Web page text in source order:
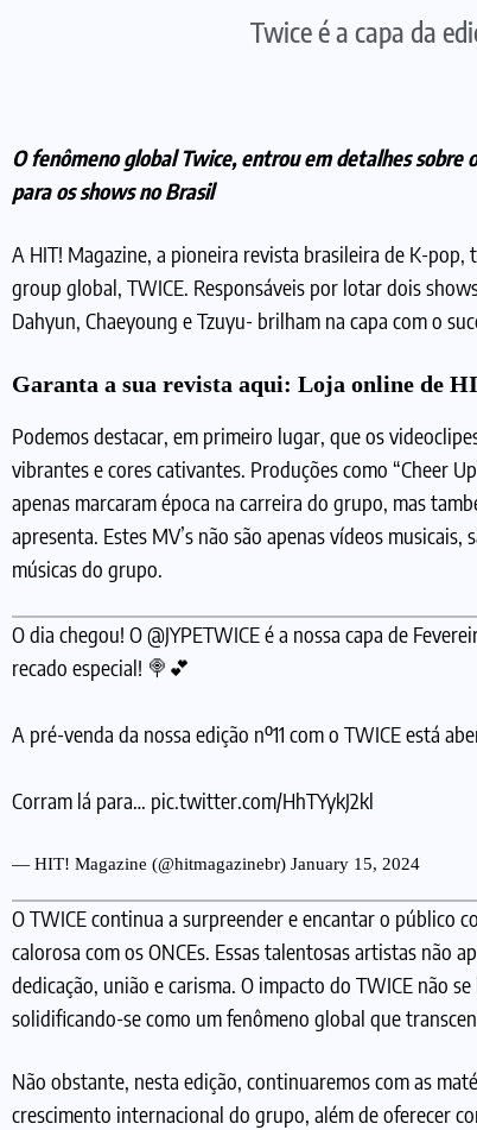
Twice é a capa da
O fenômeno global Twice, entrou em detalhes
para os shows no Brasil
A HIT! Magazine, a pioneira revista brasileira de K-
group global, TWICE. Responsáveis por lotar dois
Dahyun, Chaeyoung e Tzuyu- brilham na capa com o
Garanta a sua revista aqui: Loja online de
Podemos destacar, em primeiro lugar, que os
vibrantes e cores cativantes. Produções como “Cheer
apenas marcaram época na carreira do grupo, mas
apresenta. Estes MV’s não são apenas vídeos
músicas do grupo.
O dia chegou! O@JYPETWICEé a nossa capa de
recado especial! 🍭💕
A pré-venda da nossa edição nº11 com o TWICE está
Corram lá para… pic.twitter.com/HhTYykJ2kl
— HIT! Magazine (@hitmagazinebr) January 15, 2024
O TWICE continua a surpreender e encantar o público
calorosa com os ONCEs. Essas talentosas artistas não
dedicação, união e carisma. O impacto do TWICE não
solidificando-se como um fenômeno global que
Não obstante, nesta edição, continuaremos com as
crescimento internacional do grupo, além de oferecer